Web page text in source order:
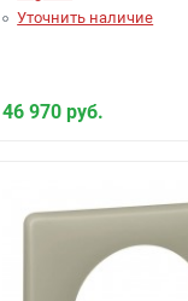
Уточнить наличие
46 970 руб.